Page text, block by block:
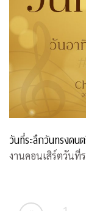
วันที่ระลึกวันทรงดน
งานคอนเสิร์ตวันที่